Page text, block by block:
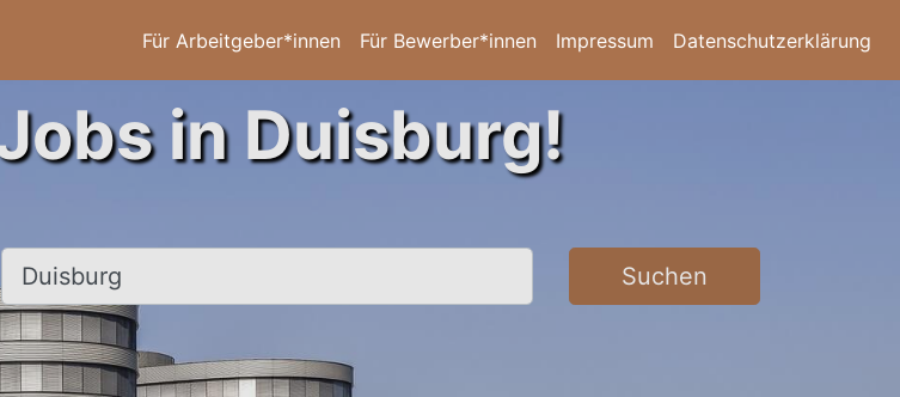
Für Arbeitgeber*innen Für Bewerber*innen Impressum Datenschutzerklärung
in Duisburg!
Ort, Stadt Suchen